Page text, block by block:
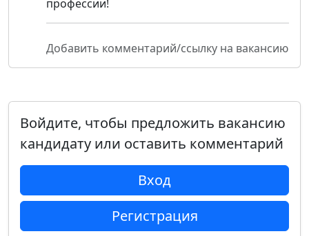
профессии!
Добавить комментарий/ссылку на вакансию
Войдите, чтобы предложить вакансию
кандидату или оставить комментарий
Вход
Регистрация